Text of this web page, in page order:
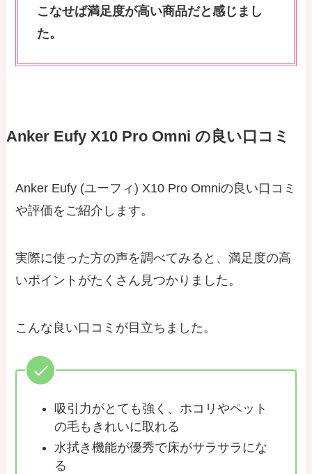
こなせば満足度が高い商品だと感じまし
た。
Anker Eufy X10 Pro Omni の良い口コミ
Anker Eufy (ユーフィ) X10 Pro Omniの良い口コミ
や評価をご紹介します。
実際に使った方の声を調べてみると、満足度の高
いポイントがたくさん見つかりました。
こんな良い口コミが目立ちました。
吸引力がとても強く、ホコリやペット
の毛もきれいに取れる
水拭き機能が優秀で床がサラサラにな
る